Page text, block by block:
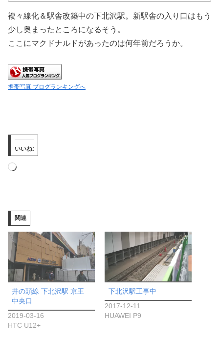
複々線化＆駅舎改築中の下北沢駅。新駅舎の入り口はもう
少し奥まったところになるそう。
ここにマクドナルドがあったのは何年前だろうか。
携帯写真 ブログランキングへ
いいね:
読
み
中…
関連
井の頭線 下北沢駅 京王
中央口
2019-03-16
HTC U12+
下北沢駅工事中
2017-12-11
HUAWEI P9